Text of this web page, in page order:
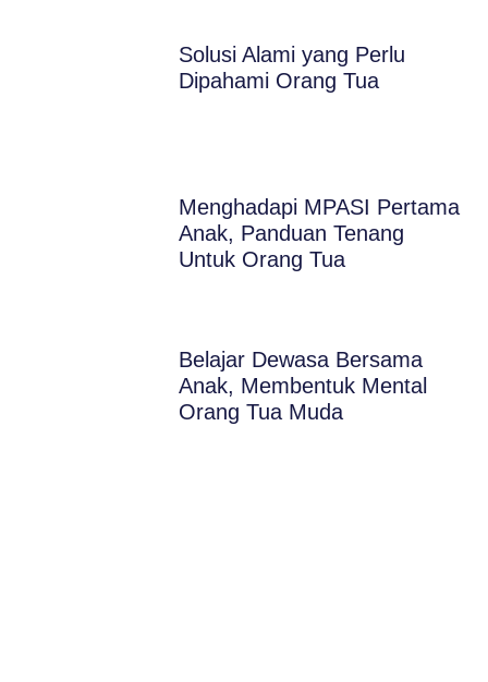
Solusi Alami yang Perlu
Dipahami Orang Tua
Menghadapi MPASI Pertama
Anak, Panduan Tenang
Untuk Orang Tua
Belajar Dewasa Bersama
Anak, Membentuk Mental
Orang Tua Muda